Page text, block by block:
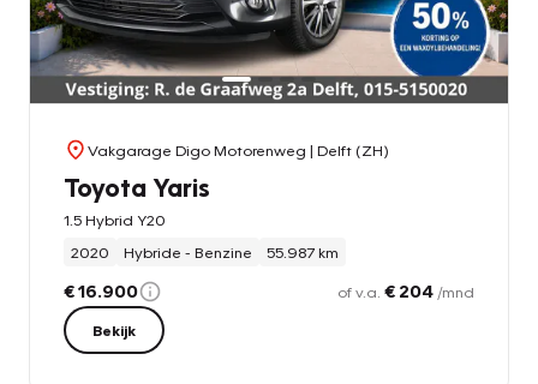
Vakgarage Digo Motorenweg | Delft (ZH)
Toyota Yaris
1.5 Hybrid Y20
2020
Hybride - Benzine 55.987 km
€ 16.900 of v.a. € 204 /mnd
Bekijk